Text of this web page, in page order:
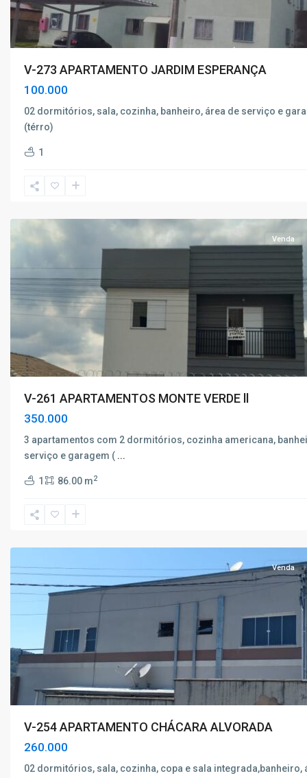
V-273 APARTAMENTO JARDIM ESPERANÇA
100.000
02 dormitórios, sala, cozinha, banheiro, área de serviço e
(térro)
1
Verde
de
Venda
V-261 APARTAMENTOS MONTE VERDE ll
350.000
3 apartamentos com 2 dormitórios, cozinha americana,
serviço e garagem ( ...
1 86.00 m2
Alvorada,
de
Venda
V-254 APARTAMENTO CHÁCARA ALVORADA
260.000
02 dormitórios, sala, cozinha, copa e sala integrada,banheiro,